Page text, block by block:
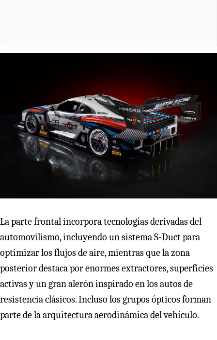
La parte frontal incorpora tecnologías derivadas del
automovilismo, incluyendo un sistema S-Duct para
optimizar los flujos de aire, mientras que la zona
posterior destaca por enormes extractores, superficies
activas y un gran alerón inspirado en los autos de
resistencia clásicos. Incluso los grupos ópticos forman
parte de la arquitectura aerodinámica del vehículo.